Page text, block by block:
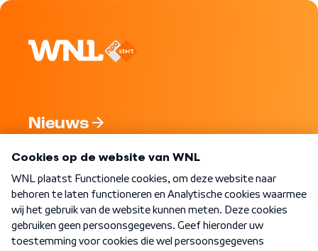
Nieuws
Nieuwsbrief
Word Lid